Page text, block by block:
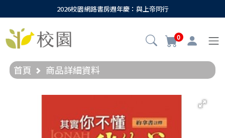
2026校園網路書房週年慶：與上帝同行
0
首頁 商品詳細資料